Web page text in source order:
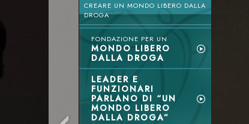
CREARE UN MONDO LIBERO DALLA
DROGA
FONDAZIONE PER UN
MONDO LIBERO
DALLA DROGA
LEADER E
FUNZIONARI
PARLANO DI “UN
MONDO LIBERO
DALLA DROGA”